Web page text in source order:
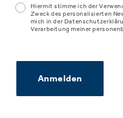
Hiermit stimme ich der
Zweck des personalisierten
mich in der
Verarbeitung meiner
Anmelden